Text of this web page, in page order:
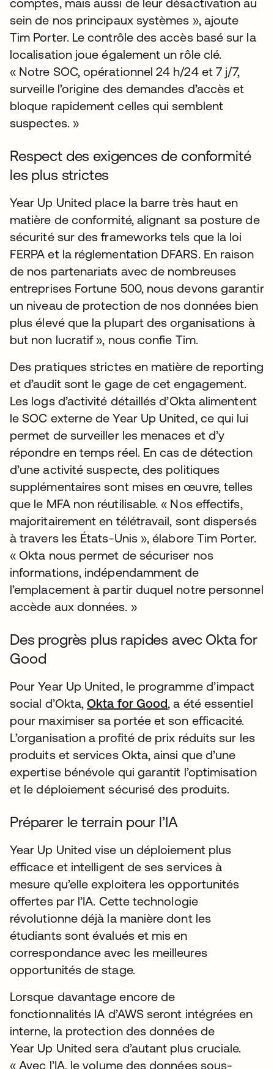
comptes, mais aussi de leur désactivation au
sein de nos principaux systèmes », ajoute
Tim Porter. Le contrôle des accès basé sur la
localisation joue également un rôle clé.
« Notre SOC, opérationnel 24 h/24 et 7 j/7,
surveille l’origine des demandes d’accès et
bloque rapidement celles qui semblent
suspectes. »
Respect des exigences de conformité
les plus strictes
Year Up United place la barre très haut en
matière de conformité, alignant sa posture de
sécurité sur des frameworks tels que la loi
FERPA et la réglementation DFARS. En raison
de nos partenariats avec de nombreuses
entreprises Fortune 500, nous devons garantir
un niveau de protection de nos données bien
plus élevé que la plupart des organisations à
but non lucratif », nous confie Tim.
Des pratiques strictes en matière de reporting
et d’audit sont le gage de cet engagement.
Les logs d’activité détaillés d’Okta alimentent
le SOC externe de Year Up United, ce qui lui
permet de surveiller les menaces et d’y
répondre en temps réel. En cas de détection
d’une activité suspecte, des politiques
supplémentaires sont mises en œuvre, telles
que le MFA non réutilisable. « Nos effectifs,
majoritairement en télétravail, sont dispersés
à travers les États-Unis », élabore Tim Porter.
« Okta nous permet de sécuriser nos
informations, indépendamment de
l’emplacement à partir duquel notre personnel
accède aux données. »
Des progrès plus rapides avec Okta for
Good
Pour Year Up United, le programme d’impact
social d’Okta,Okta for Good, a été essentiel
pour maximiser sa portée et son efficacité.
L’organisation a profité de prix réduits sur les
produits et services Okta, ainsi que d’une
expertise bénévole qui garantit l’optimisation
et le déploiement sécurisé des produits.
Préparer le terrain pour l’IA
Year Up United vise un déploiement plus
efficace et intelligent de ses services à
mesure qu’elle exploitera les opportunités
offertes par l’IA. Cette technologie
révolutionne déjà la manière dont les
étudiants sont évalués et mis en
correspondance avec les meilleures
opportunités de stage.
Lorsque davantage encore de
fonctionnalités IA d’AWS seront intégrées en
interne, la protection des données de
Year Up United sera d’autant plus cruciale.
« Avec l’IA, le volume des données sous-